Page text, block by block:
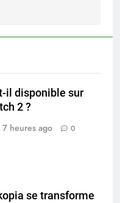
il disponible sur
2 ?
7 heures ago 0
se transforme